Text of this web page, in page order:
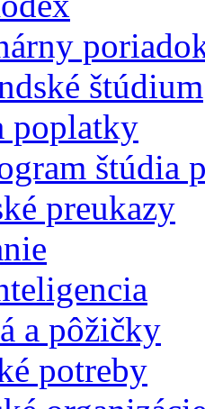
štúdium
poplatky
štúdia
preukazy
a pôžičky
potreby